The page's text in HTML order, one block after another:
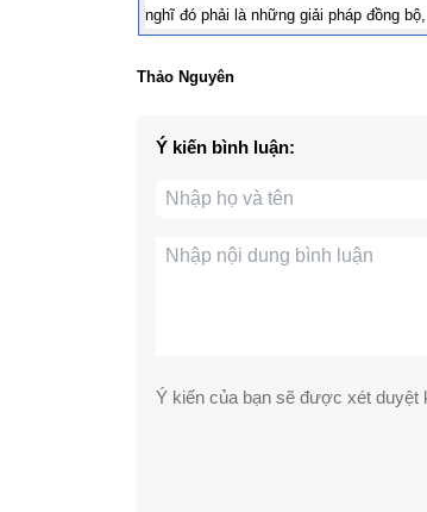
nghĩ đó phải là những giải pháp đồng
Thảo Nguyên
Ý kiến bình luận:
Ý kiến của bạn sẽ được xét duyệt